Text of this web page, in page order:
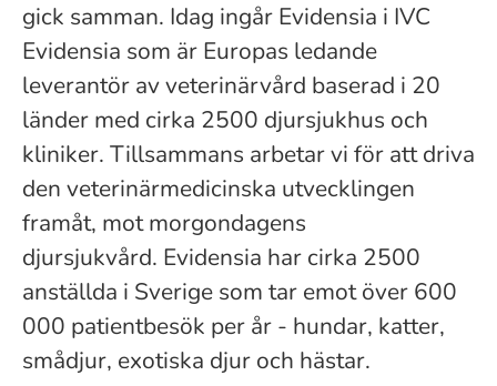
gick samman. Idag ingår Evidensia i IVC
Evidensia som är Europas ledande
leverantör av veterinärvård baserad i 20
länder med cirka 2500 djursjukhus och
kliniker. Tillsammans arbetar vi för att driva
den veterinärmedicinska utvecklingen
framåt, mot morgondagens
djursjukvård. Evidensia har cirka 2500
anställda i Sverige som tar emot över 600
000 patientbesök per år - hundar, katter,
smådjur, exotiska djur och hästar.